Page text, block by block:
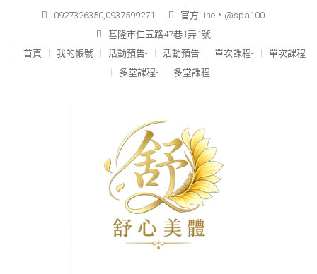
content
0927326350,0937599271
官方Line，@spa100
基隆市仁五路47巷1弄1號
首頁
我的帳號 活動預告- 活動預告 單次課程-
單次課程
多堂課程-
多堂課程